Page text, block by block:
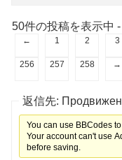
50件の投稿を表示中
← 1 2 3
256 257 258 →
返信先:
You can use BBCodes
Your account can't use
before saving.